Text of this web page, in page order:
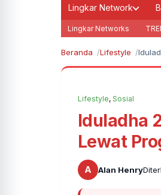
Lingkar Network
Lingkar Networks
Beranda Lifestyle
Lifestyle, Sosial
Iduladha
Lewat
A Alan Henry